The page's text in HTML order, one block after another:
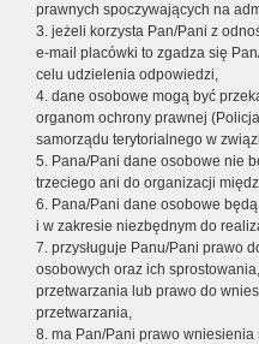
prawnych spoczywających na
3. jeżeli korzysta Pan/Pani z
e-mail placówki to zgadza się
celu udzielenia odpowiedzi,
4. dane osobowe mogą być
organom ochrony prawnej
samorządu terytorialnego w
5. Pana/Pani dane osobowe nie
trzeciego ani do organizacji
6. Pana/Pani dane osobowe
i w zakresie niezbędnym do
7. przysługuje Panu/Pani prawo
osobowych oraz ich
przetwarzania lub prawo do
przetwarzania,
8. ma Pan/Pani prawo